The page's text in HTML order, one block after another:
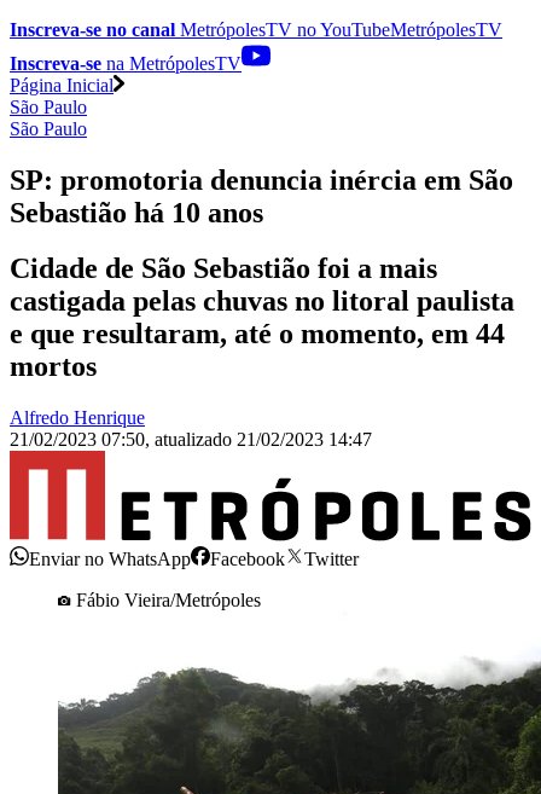
Inscreva-se no canal MetrópolesTV noYouTubeMetrópolesTV
Inscreva-se na MetrópolesTV
Página Inicial
São Paulo
São Paulo
SP: promotoria denuncia inércia em São
Sebastião há 10 anos
Cidade de São Sebastião foi a mais
castigada pelas chuvas no litoral paulista
e que resultaram, até o momento, em 44
mortos
Alfredo Henrique
21/02/2023 07:50, atualizado 21/02/2023 14:47
Enviar no WhatsApp Facebook
Twitter
Fábio Vieira/Metrópoles